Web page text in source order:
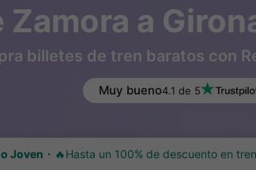
Zamora a
billetes de tren baratos con
Muy bueno4.1 de 5
Joven 🔥Hasta un 100% de descuento en